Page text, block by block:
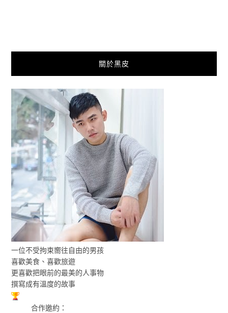
關於黑皮
一位不受拘束嚮往自由的男孩
喜歡美食、喜歡旅遊
更喜歡把眼前的最美的人事物
撰寫成有溫度的故事
合作邀約：